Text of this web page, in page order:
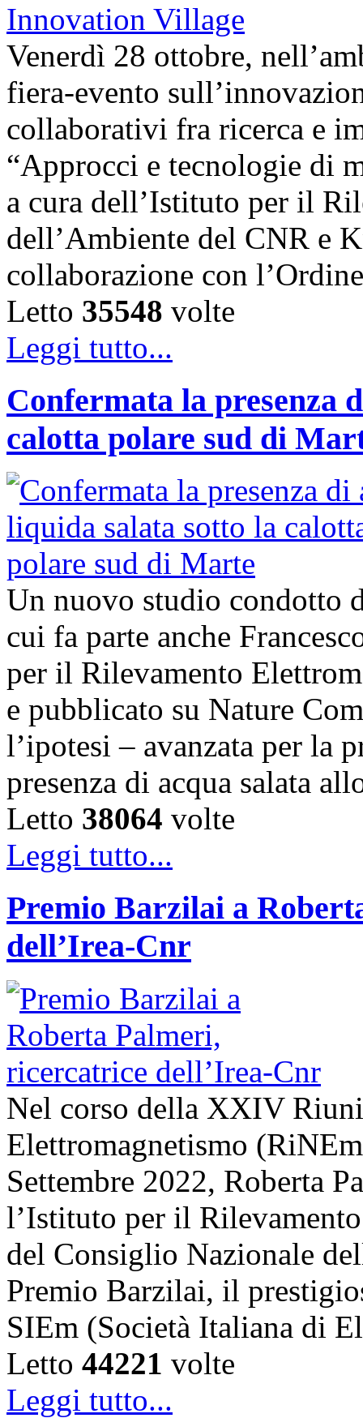
Venerdì 28 ottobre,
fiera-evento
collaborativi fra ricerca e
“Approcci e tecnologie di
a cura dell’Istituto per il
dell’Ambiente del CNR e
collaborazione con
Letto 35548 volte
Leggi tutto...
Confermata la presenza
calotta polare sud di
Un nuovo studio condotto
cui fa parte anche
per il Rilevamento
e pubblicato su Nature
l’ipotesi – avanzata per la
presenza di acqua salata
Letto 38064 volte
Leggi tutto...
Premio Barzilai a
dell’Irea-Cnr
Nel corso della XXIV
Elettromagnetismo
Settembre 2022, Roberta
l’Istituto per il
del Consiglio Nazionale
Premio Barzilai, il
SIEm (Società Italiana di
Letto 44221 volte
Leggi tutto...